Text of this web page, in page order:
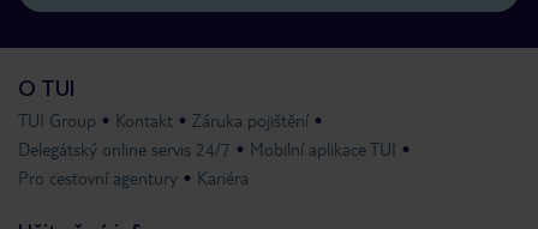
O TUI
TUI Group Kontakt
Záruka pojištění
Delegátský online servis 24/7
Mobilní aplikace TUI
Pro cestovní agentury
Kariéra